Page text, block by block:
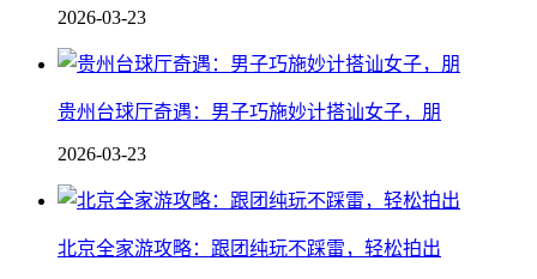
2026-03-23
贵州台球厅奇遇：男子巧施妙计搭讪女子，朋
2026-03-23
北京全家游攻略：跟团纯玩不踩雷，轻松拍出